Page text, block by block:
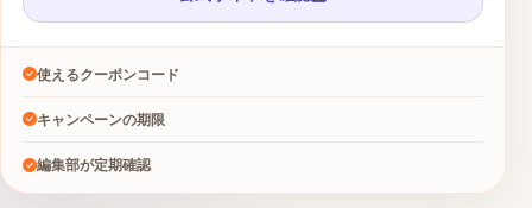
使えるクーポンコード
キャンペーンの期限
編集部が定期確認